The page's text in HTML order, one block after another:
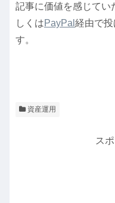
記事に価値を感じてい
しくはPayPal 経由で
す。
資産運用
ス